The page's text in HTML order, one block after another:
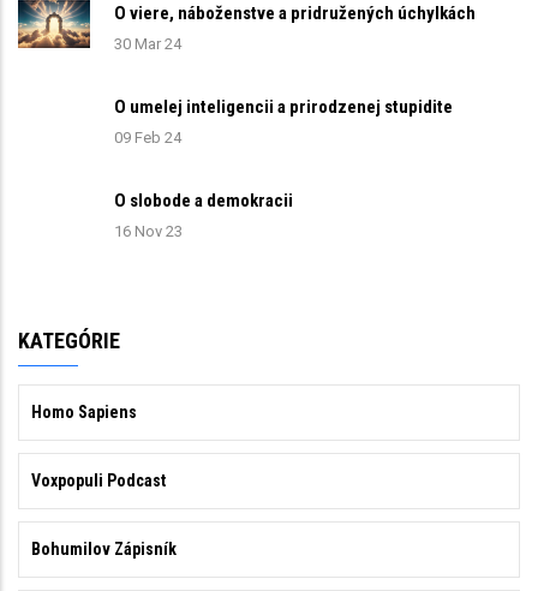
O viere, náboženstve a pridružených úchylkách
30 Mar 24
O umelej inteligencii a prirodzenej stupidite
09 Feb 24
O slobode a demokracii
16 Nov 23
KATEGÓRIE
Homo Sapiens
Voxpopuli Podcast
Bohumilov Zápisník